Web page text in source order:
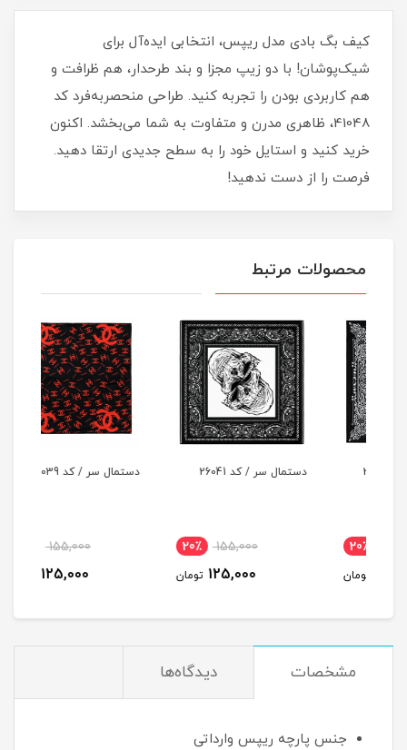
کیف بگ بادی مدل ریپس، انتخابی ایده‌آل برای
شیک‌پوشان! با دو زیپ مجزا و بند طرحدار، هم ظرافت و
هم کاربردی بودن را تجربه کنید. طراحی منحصربه‌فرد کد
41048، ظاهری مدرن و متفاوت به شما می‌بخشد. اکنون
خرید کنید و استایل خود را به سطح جدیدی ارتقا دهید.
فرصت را از دست ندهید!
محصولات مرتبط
دستمال سر / کد 26041
20٪
125,000 تومان
دستمال سر / کد 26039
20٪
125,000 تومان
مشخصات دیدگاه‌ها
جنس پارچه ریپس وارداتی